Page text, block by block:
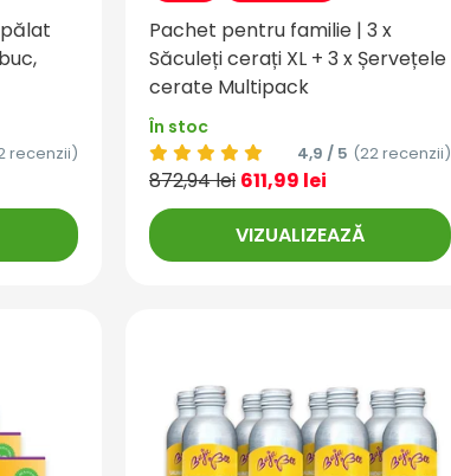
recenzii)
Pachet pentru familie | 3 x
Săculeți cerați XL + 3 x Șervețele
cerate Multipack
În stoc
4,9 / 5 (22 recenzii)
872,94 lei 611,99 lei
VIZUALIZEAZĂ